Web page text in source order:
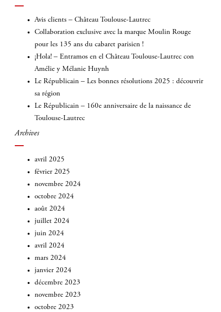
:
Avis clients – Château Toulouse-Lautrec
Collaboration exclusive avec la marque Moulin Rouge
pour les 135 ans du cabaret parisien !
¡Hola! – Entramos en el Château Toulouse-Lautrec con
Amélie y Mélanie Huynh
Le Républicain – Les bonnes résolutions 2025 : découvrir
sa région
Le Républicain – 160e anniversaire de la naissance de
Toulouse-Lautrec
Archives
avril 2025
février 2025
novembre 2024
octobre 2024
août 2024
juillet 2024
juin 2024
avril 2024
mars 2024
janvier 2024
décembre 2023
novembre 2023
octobre 2023